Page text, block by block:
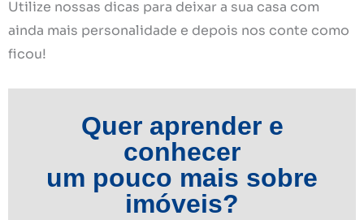
Utilize nossas dicas para deixar a sua casa com
ainda mais personalidade e depois nos conte como
ficou!
Quer aprender e
conhecer
um pouco mais sobre
imóveis?